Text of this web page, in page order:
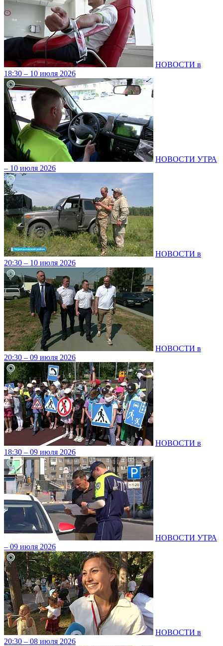
НОВОСТИ в
18:30 – 10 июля 2026
НОВОСТИ УТРА
– 10 июля 2026
НОВОСТИ в
20:30 – 10 июля 2026
НОВОСТИ в
20:30 – 09 июля 2026
НОВОСТИ в
18:30 – 09 июля 2026
НОВОСТИ УТРА
– 09 июля 2026
НОВОСТИ в
20:30 – 08 июля 2026